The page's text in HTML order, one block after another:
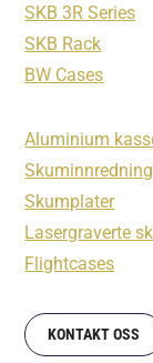
SKB 3R Series
SKB Rack
BW Cases
Aluminium
Skumplater
Lasergraverte
Flightcases
KONTAKT OSS